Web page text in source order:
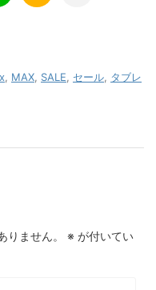
, MAX, SALE, セール, タブレ
ません。 ※ が付いてい